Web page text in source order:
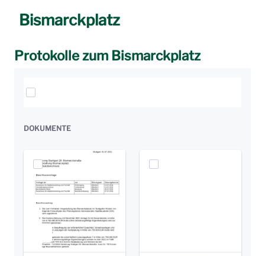
Bismarckplatz
Protokolle zum Bismarckplatz
Elemente auswählen
DOKUMENTE